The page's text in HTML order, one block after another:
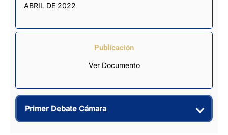
ABRIL DE 2022
Publicación
Ver Documento
Primer Debate Cámara